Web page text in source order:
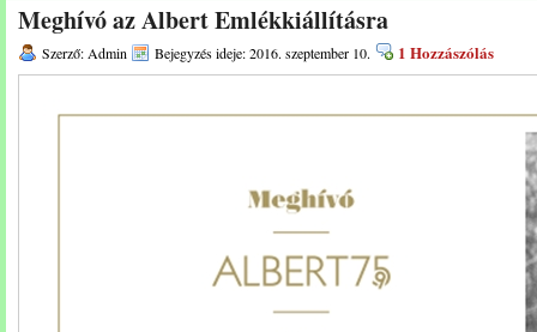
Meghívó az Albert Emlékkiállításra
Szerző: Admin Bejegyzés ideje: 2016. szeptember 10. 1 Hozzászólás